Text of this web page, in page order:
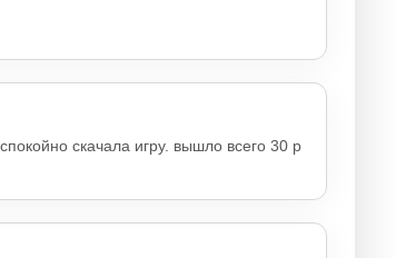
скачала игру. вышло всего 30 р